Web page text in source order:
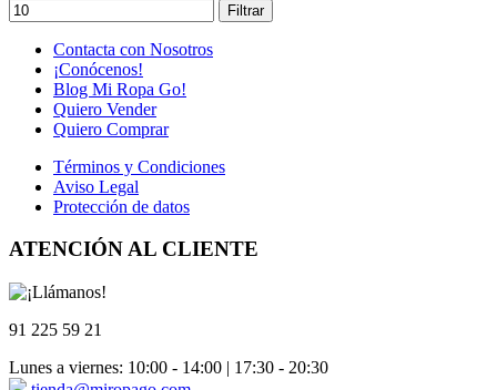
Filtrar
Contacta con Nosotros
¡Conócenos!
Blog Mi Ropa Go!
Quiero Vender
Quiero Comprar
Términos y Condiciones
Aviso Legal
Protección de datos
ATENCIÓN AL CLIENTE
91 225 59 21
Lunes a viernes: 10:00 - 14:00 | 17:30 - 20:30